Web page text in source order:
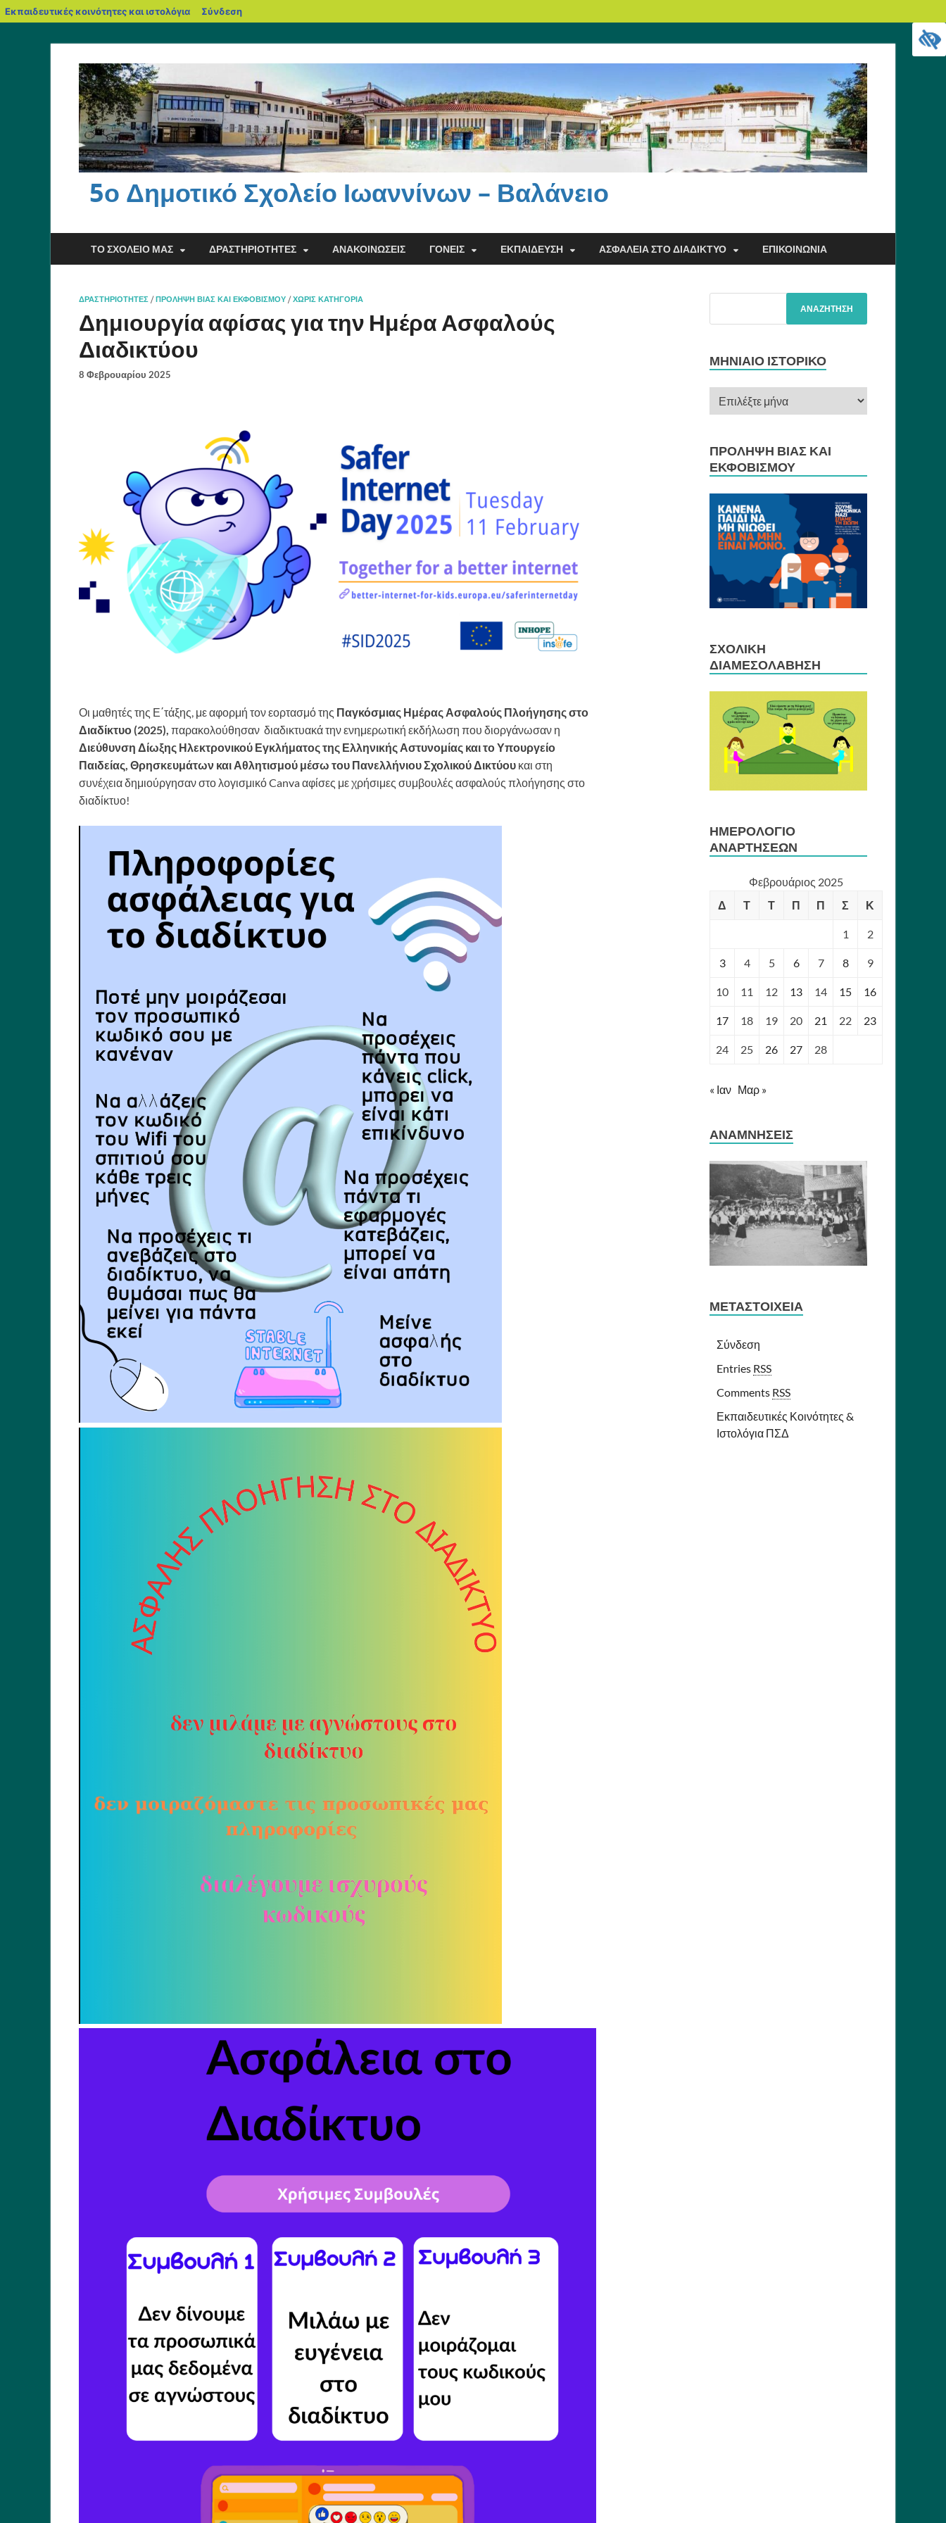
Εκπαιδευτικές κοινότητες και ιστολόγια Σύνδεση
5ο Δημοτικό Σχολείο Ιωαννίνων – Βαλάνειο
ΤΟ ΣΧΟΛΕΊΟ ΜΑΣ ΔΡΑΣΤΗΡΙΌΤΗΤΕΣ ΑΝΑΚΟΙΝΏΣΕΙΣ ΓΟΝΕΊΣ ΕΚΠΑΊΔΕΥΣΗ ΑΣΦΆΛΕΙΑ ΣΤΟ ΔΙΑΔΊΚΤΥΟ ΕΠΙΚΟΙΝΩΝΊΑ
ΔΡΑΣΤΗΡΙΌΤΗΤΕΣ /ΠΡΌΛΗΨΗ ΒΊΑΣ ΚΑΙ ΕΚΦΟΒΙΣΜΟΎ /ΧΩΡΊΣ ΚΑΤΗΓΟΡΊΑ
Δημιουργία αφίσας για την Ημέρα Ασφαλούς
Διαδικτύου
8 Φεβρουαρίου 2025
Οι μαθητές της Ε΄τάξης, με αφορμή τον εορτασμό της Παγκόσμιας Ημέρας Ασφαλούς Πλοήγησης στο
Διαδίκτυο (2025), παρακολούθησαν διαδικτυακά την ενημερωτική εκδήλωση που διοργάνωσαν η
Διεύθυνση Δίωξης Ηλεκτρονικού Εγκλήματος της Ελληνικής Αστυνομίας και το Υπουργείο
Παιδείας, Θρησκευμάτων και Αθλητισμού μέσω του Πανελλήνιου Σχολικού Δικτύου και στη
συνέχεια δημιούργησαν στο λογισμικό Canva αφίσες με χρήσιμες συμβουλές ασφαλούς πλοήγησης στο
διαδίκτυο!
ΜΗΝΙΑΊΟ ΙΣΤΟΡΙΚΌ
ΠΡΌΛΗΨΗ ΒΊΑΣ ΚΑΙ
ΕΚΦΟΒΙΣΜΟΎ
ΣΧΟΛΙΚΉ
ΔΙΑΜΕΣΟΛΆΒΗΣΗ
ΗΜΕΡΟΛΌΓΙΟ
ΑΝΑΡΤΉΣΕΩΝ
Φεβρουάριος 2025
Δ
Τ Τ Π Π Σ Κ
1 2
3 4 5 6 7 8 9
10 11 12 13 14 15 16
17 18 19 20 21 22 23
24 25 26 27 28
« Ιαν Μαρ »
ΑΝΑΜΝΉΣΕΙΣ
ΜΕΤΑΣΤΟΙΧΕΊΑ
Σύνδεση
Entries RSS
Comments RSS
Εκπαιδευτικές Κοινότητες &
Ιστολόγια ΠΣΔ